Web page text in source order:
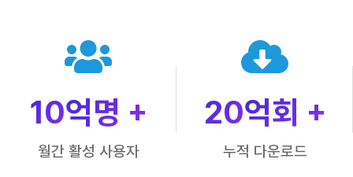
텔레그램 글로벌 이용 통계
10억명 +
월간 활성 사용자
20억회 +
누적 다운로드